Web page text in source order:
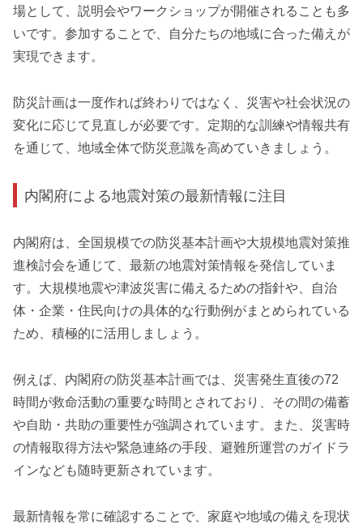
場として、説明会やワークショップが開催されることも多
いです。参加することで、自分たちの地域に合った備えが
実現できます。
防災計画は一度作れば終わりではなく、災害や社会状況の
変化に応じて見直しが必要です。定期的な訓練や情報共有
を通じて、地域全体で防災意識を高めていきましょう。
内閣府による地震対策の最新情報に注目
内閣府は、全国規模での防災基本計画や大規模地震対策推
進検討会を通じて、最新の地震対策情報を発信していま
す。大規模地震や津波災害に備えるための指針や、自治
体・企業・住民向けの具体的な行動例がまとめられている
ため、積極的に活用しましょう。
例えば、内閣府の防災基本計画では、災害発生直後の72
時間が救命活動の重要な時間とされており、その間の備蓄
や自助・共助の重要性が強調されています。また、災害時
の情報取得方法や緊急連絡の手段、避難所運営のガイドラ
インなども随時更新されています。
最新情報を常に確認することで、家庭や地域の備えを現状